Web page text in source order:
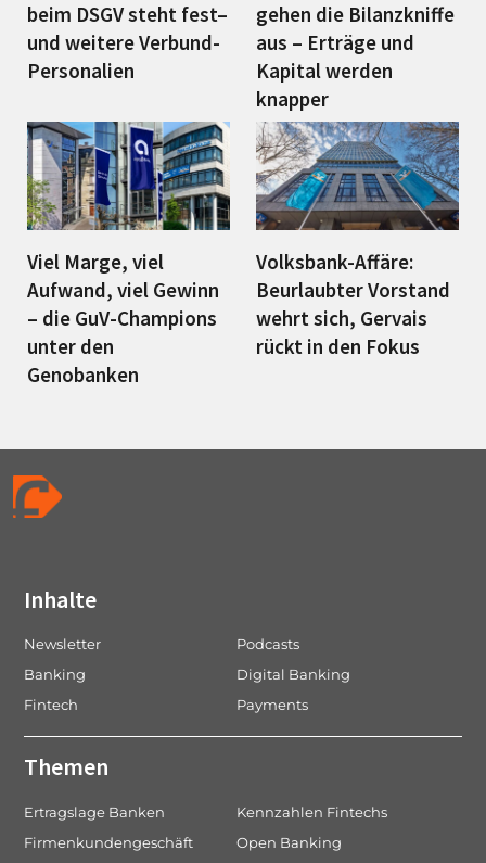
beim DSGV steht fest–
und weitere Verbund-
Personalien
gehen die Bilanzkniffe
aus – Erträge und
Kapital werden
knapper
Viel Marge, viel
Aufwand, viel Gewinn
– die GuV-Champions
unter den
Genobanken
Volksbank-Affäre:
Beurlaubter Vorstand
wehrt sich, Gervais
rückt in den Fokus
Inhalte
Newsletter
Podcasts
Banking
Digital Banking
Fintech
Payments
Themen
Ertragslage Banken
Kennzahlen Fintechs
Firmenkundengeschäft
Open Banking